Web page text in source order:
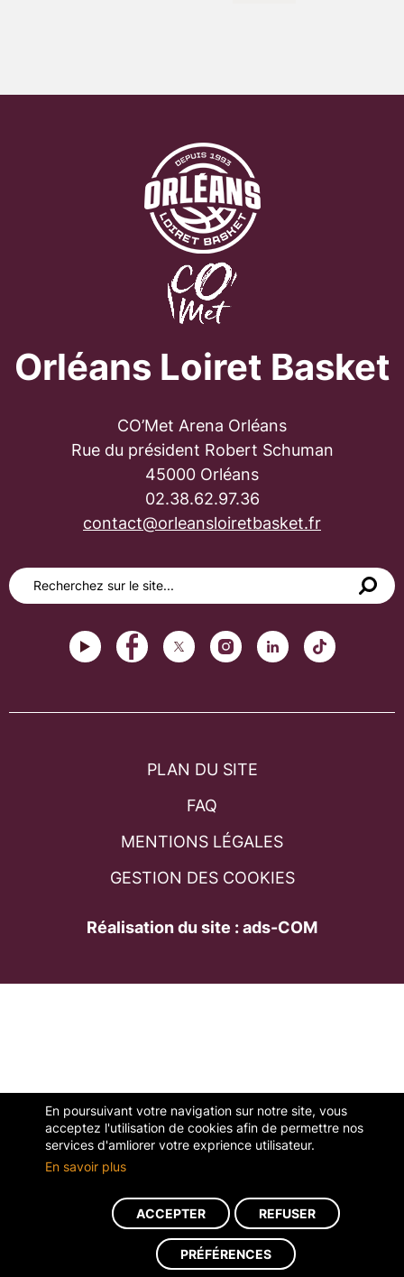
En poursuivant votre navigation sur notre site, vous
acceptez l'utilisation de cookies afin de permettre nos
services d'amliorer votre exprience utilisateur.
En savoir plus
ACCEPTER REFUSER
PRÉFÉRENCES
Orléans Loiret Basket
CO’Met Arena Orléans
Rue du président Robert Schuman
45000 Orléans
02.38.62.97.36
contact@orleansloiretbasket.fr
PLAN DU SITE
FAQ
MENTIONS LÉGALES
GESTION DES COOKIES
Réalisation du site : ads-COM